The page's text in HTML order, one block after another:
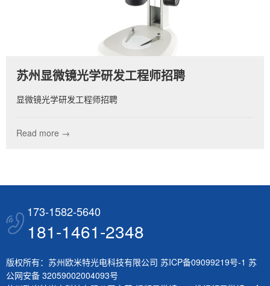
苏州显微镜光学研发工程师招聘
显微镜光学研发工程师招聘
Read more →
173-1582-5640
181-1461-2348
版权所有：苏州欧米特光电科技有限公司 苏ICP备09099219号-1 苏
公网安备 32059002004093号